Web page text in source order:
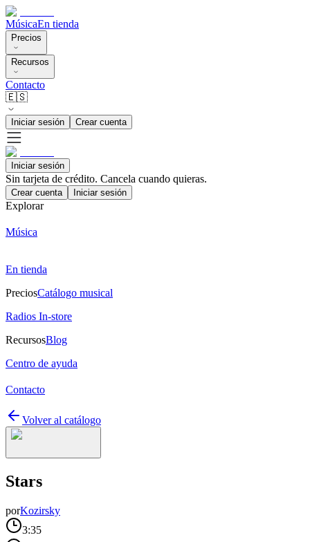
MúsicaEn tienda
Precios
Recursos
Contacto
🇪🇸
Iniciar sesión Crear cuenta
Iniciar sesión
Sin tarjeta de crédito. Cancela cuando quieras.
Crear cuenta Iniciar sesión
Explorar
Música
En tienda
PreciosCatálogo musical
Radios In-store
RecursosBlog
Centro de ayuda
Contacto
Volver al catálogo
Stars
porKozirsky
3:35